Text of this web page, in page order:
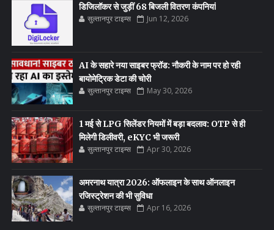
डिजिलॉकर से जुड़ीं 68 बिजली वितरण कंपनियां
सुल्तानपुर टाइम्स Jun 12, 2026
AI के सहारे नया साइबर फ्रॉड: नौकरी के नाम पर हो रही
बायोमेट्रिक डेटा की चोरी
सुल्तानपुर टाइम्स May 30, 2026
1 मई से LPG सिलेंडर नियमों में बड़ा बदलाव: OTP से ही
मिलेगी डिलीवरी, eKYC भी जरूरी
सुल्तानपुर टाइम्स Apr 30, 2026
अमरनाथ यात्रा 2026: ऑफलाइन के साथ ऑनलाइन
रजिस्ट्रेशन की भी सुविधा
सुल्तानपुर टाइम्स Apr 16, 2026